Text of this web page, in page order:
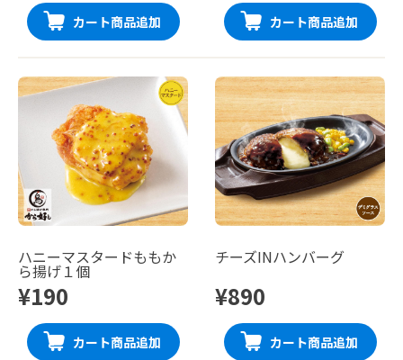
カート商品追加 カート商品追加
ハニーマスタードももか
ら揚げ１個
¥190
カート商品追加
チーズINハンバーグ
¥890
カート商品追加